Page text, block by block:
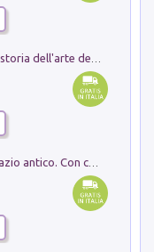
I monumenti funerari del Lazio antico. Con cartella con tavole